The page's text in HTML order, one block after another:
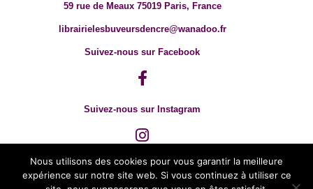
59 rue de Meaux 75019 Paris, France
librairielesbuveursdencre@wanadoo.fr
Suivez-nous sur Facebook
Suivez-nous sur Instagram
Nous utilisons des cookies pour vous garantir la meilleure
expérience sur notre site web. Si vous continuez à utiliser ce